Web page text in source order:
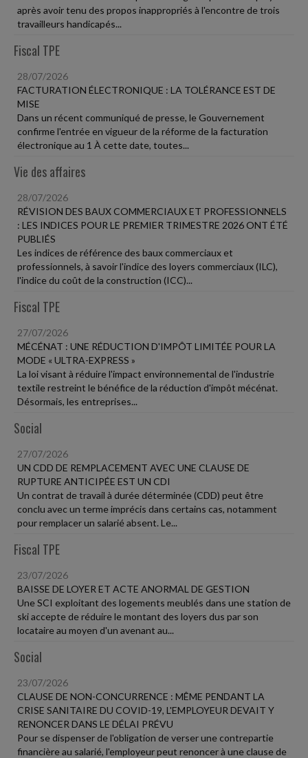
après avoir tenu des propos inappropriés à l'encontre de trois
travailleurs handicapés...
Fiscal TPE
28/07/2026
FACTURATION ÉLECTRONIQUE : LA TOLÉRANCE EST DE
MISE
Dans un récent communiqué de presse, le Gouvernement
confirme l'entrée en vigueur de la réforme de la facturation
électronique au 1 À cette date, toutes...
Vie des affaires
28/07/2026
RÉVISION DES BAUX COMMERCIAUX ET PROFESSIONNELS
: LES INDICES POUR LE PREMIER TRIMESTRE 2026 ONT ÉTÉ
PUBLIÉS
Les indices de référence des baux commerciaux et
professionnels, à savoir l'indice des loyers commerciaux (ILC),
l'indice du coût de la construction (ICC)...
Fiscal TPE
27/07/2026
MÉCÉNAT : UNE RÉDUCTION D'IMPÔT LIMITÉE POUR LA
MODE « ULTRA-EXPRESS »
La loi visant à réduire l'impact environnemental de l'industrie
textile restreint le bénéfice de la réduction d'impôt mécénat.
Désormais, les entreprises...
Social
27/07/2026
UN CDD DE REMPLACEMENT AVEC UNE CLAUSE DE
RUPTURE ANTICIPÉE EST UN CDI
Un contrat de travail à durée déterminée (CDD) peut être
conclu avec un terme imprécis dans certains cas, notamment
pour remplacer un salarié absent. Le...
Fiscal TPE
23/07/2026
BAISSE DE LOYER ET ACTE ANORMAL DE GESTION
Une SCI exploitant des logements meublés dans une station de
ski accepte de réduire le montant des loyers dus par son
locataire au moyen d'un avenant au...
Social
23/07/2026
CLAUSE DE NON-CONCURRENCE : MÊME PENDANT LA
CRISE SANITAIRE DU COVID-19, L'EMPLOYEUR DEVAIT Y
RENONCER DANS LE DÉLAI PRÉVU
Pour se dispenser de l'obligation de verser une contrepartie
financière au salarié, l'employeur peut renoncer à une clause de